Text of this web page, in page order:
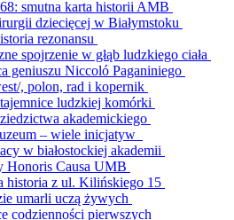
smutna karta historii AMB
dziecięcej w Białymstoku
rezonansu
spojrzenie w głąb ludzkiego ciała
geniuszu Niccoló Paganiniego
, polon, rad i kopernik
ludzkiej komórki
akademickiego
– wiele inicjatyw
w białostockiej akademii
Honoris Causa UMB
historia z ul. Kilińskiego 15
umarli uczą żywych
codzienności pierwszych